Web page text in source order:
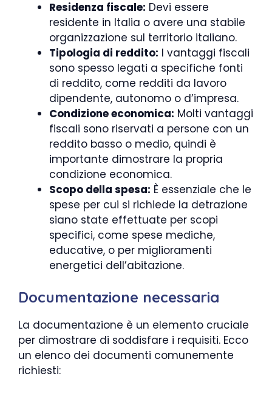
Residenza fiscale: Devi essere
residente in Italia o avere una stabile
organizzazione sul territorio italiano.
Tipologia di reddito: I vantaggi fiscali
sono spesso legati a specifiche fonti
di reddito, come redditi da lavoro
dipendente, autonomo o d’impresa.
Condizione economica: Molti vantaggi
fiscali sono riservati a persone con un
reddito basso o medio, quindi è
importante dimostrare la propria
condizione economica.
Scopo della spesa: È essenziale che le
spese per cui si richiede la detrazione
siano state effettuate per scopi
specifici, come spese mediche,
educative, o per miglioramenti
energetici dell’abitazione.
Documentazione necessaria
La documentazione è un elemento cruciale
per dimostrare di soddisfare i requisiti. Ecco
un elenco dei documenti comunemente
richiesti: